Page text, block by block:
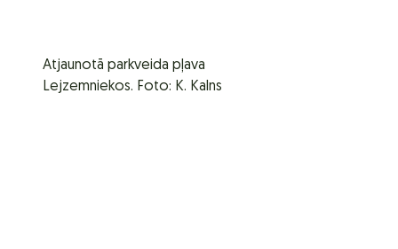
Atjaunotā parkveida pļava
Lejzemniekos. Foto: K. Kalns